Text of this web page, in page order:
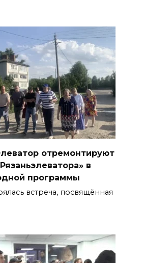
отремонтируют
в
программы
встреча, посвящённая